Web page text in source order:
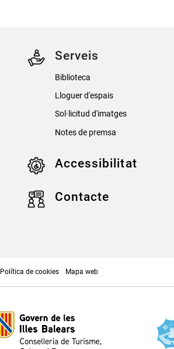
Serveis
Biblioteca
Lloguer d'espais
Sol·licitud d'imatges
Notes de premsa
Accessibilitat
Contacte
Política de cookies Mapa web